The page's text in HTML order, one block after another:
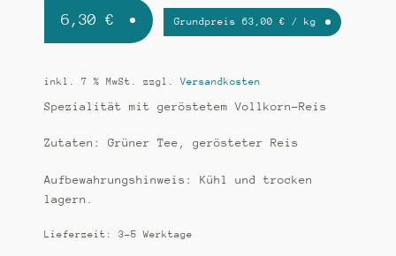
6,30 € Grundpreis63,00€ / kg
inkl. 7 % MwSt. zzgl.Versandkosten
Spezialität mit geröstetem Vollkorn-Reis
Zutaten: Grüner Tee, gerösteter Reis
Aufbewahrungshinweis: Kühl und trocken
lagern.
Lieferzeit: 3-5 Werktage